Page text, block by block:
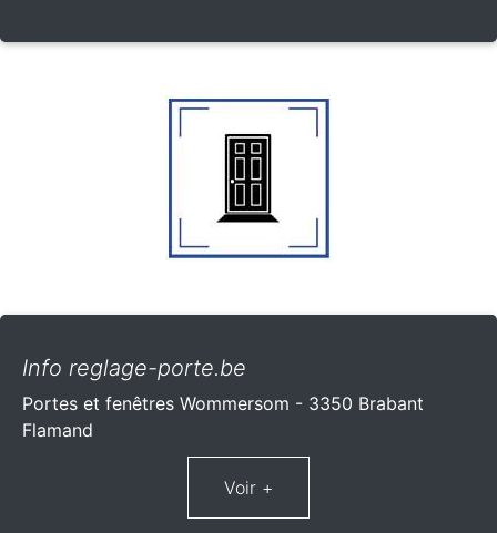
Info reglage-porte.be
Portes et fenêtres Wommersom - 3350 Brabant
Flamand